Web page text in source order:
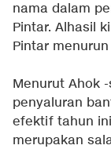
nama dalam
Pintar. Alhasil
Pintar
Menurut Ahok
penyaluran
efektif tahun
merupakan